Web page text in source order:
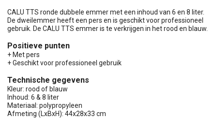
CALU TTS ronde dubbele emmer met een inhoud van 6 en 8 liter.
De dweilemmer heeft een pers en is geschikt voor professioneel
gebruik. De CALU TTS emmer is te verkrijgen in het rood en blauw.
Positieve punten
+ Met pers
+ Geschikt voor professioneel gebruik
Technische gegevens
Kleur: rood of blauw
Inhoud: 6 & 8 liter
Materiaal: polypropyleen
Afmeting (LxBxH): 44x28x33 cm